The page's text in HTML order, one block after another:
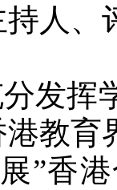
人、
发挥
教
”香